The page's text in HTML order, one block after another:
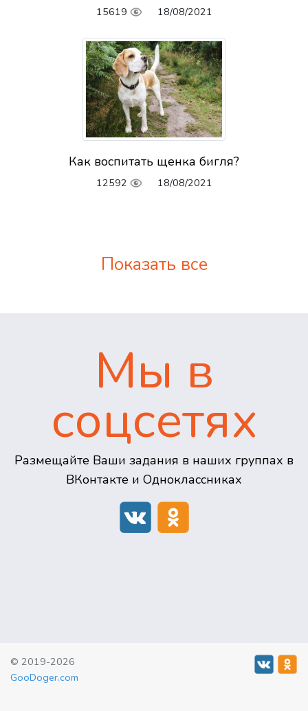
15619 18/08/2021
Как воспитать щенка бигля?
12592 18/08/2021
Показать все
Мы в
соцсетях
Размещайте Ваши задания в наших группах в
ВКонтакте и Одноклассниках
© 2019-2026
GooDoger.com